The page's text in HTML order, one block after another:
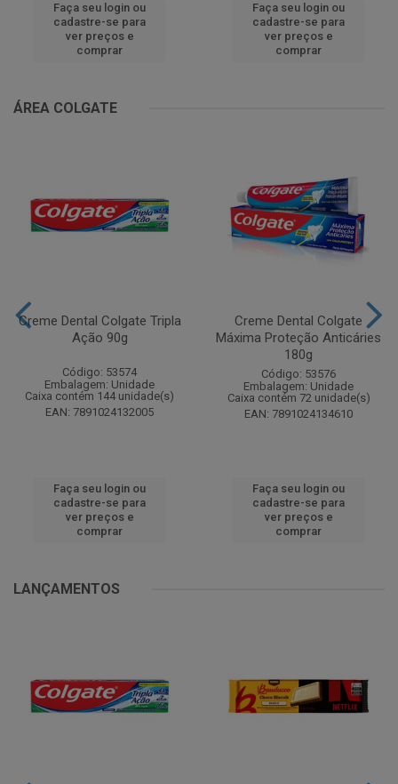
Faça seu login ou
cadastre-se para
ver preços e
comprar
Faça seu login ou
cadastre-se para
ver preços e
comprar
ÁREA COLGATE
Creme Dental Colgate Tripla
Ação 90g
Código: 53574
Embalagem: Unidade
Caixa contém 144 unidade(s)
EAN: 7891024132005
Faça seu login ou
cadastre-se para
ver preços e
comprar
Creme Dental Colgate
Máxima Proteção Anticáries
180g
Código: 53576
Embalagem: Unidade
Caixa contém 72 unidade(s)
EAN: 7891024134610
Faça seu login ou
cadastre-se para
ver preços e
comprar
LANÇAMENTOS